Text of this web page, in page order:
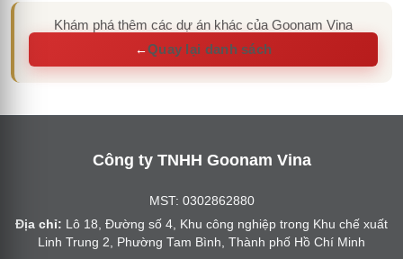
Khám phá thêm các dự án khác của Goonam Vina
←Quay lại danh sách
Công ty TNHH Goonam Vina
MST: 0302862880
Địa chỉ: Lô 18, Đường số 4, Khu công nghiệp trong Khu chế xuất
Linh Trung 2, Phường Tam Bình, Thành phố Hồ Chí Minh